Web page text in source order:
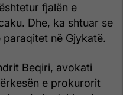
fjalën e
Dhe, ka shtuar se
në Gjykatë.
Beqiri, avokati
e prokurorit